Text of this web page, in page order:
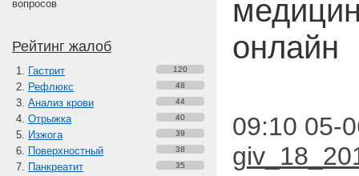
вопросов
Рейтинг жалоб
Гастрит 120
Рефлюкс 48
Анализ крови 44
Отрыжка 40
Изжога 39
Поверхностный 38
Панкреатит 35
онлайн
09:10 05-